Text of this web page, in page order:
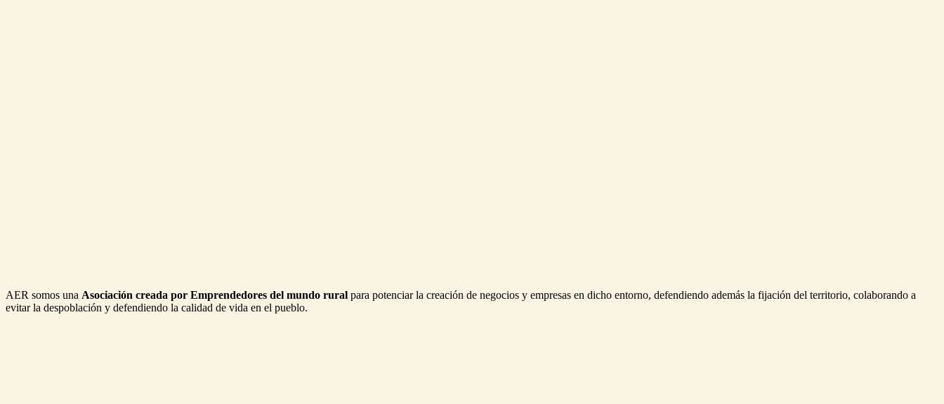
AER somos una Asociación creada por Emprendedores del mundo rural para potenciar la creación de negocios y empresas en dicho entorno, defendiendo además la fijación del territorio, colaborando a
evitar la despoblación y defendiendo la calidad de vida en el pueblo.